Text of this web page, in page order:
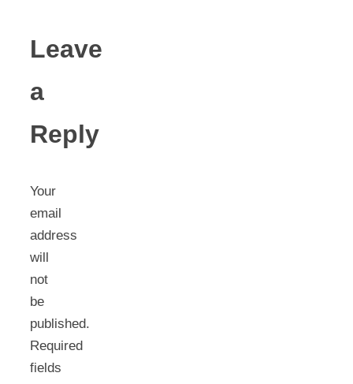
Leave
a
Reply
Your
email
address
will
not
be
published.
Required
fields